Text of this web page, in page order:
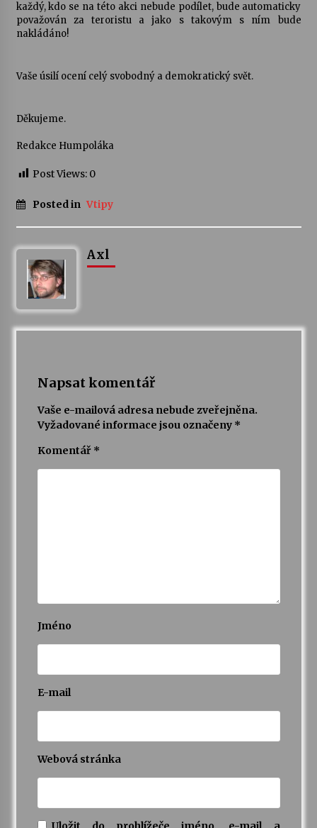
Varhanní recitál Michala Novenka v Klášteře
3. 7. 2026
každý, kdo se na této akci nebude podílet, bude automaticky
považován za teroristu a jako s takovým s ním bude
nakládáno!
Vaše úsilí ocení celý svobodný a demokratický svět.
Děkujeme.
Redakce Humpoláka
Post Views: 0
Posted in Vtipy
Axl
Napsat komentář
Vaše e-mailová adresa nebude zveřejněna.
Vyžadované informace jsou označeny *
Komentář *
Jméno
E-mail
Webová stránka